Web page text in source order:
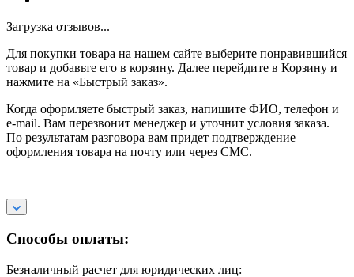
Загрузка отзывов...
Для покупки товара на нашем сайте выберите понравившийся
товар и добавьте его в корзину. Далее перейдите в Корзину и
нажмите на «Быстрый заказ».
Когда оформляете быстрый заказ, напишите ФИО, телефон и
e-mail. Вам перезвонит менеджер и уточнит условия заказа.
По результатам разговора вам придет подтверждение
оформления товара на почту или через СМС.
Способы оплаты:
Безналичный расчет для юридических лиц: